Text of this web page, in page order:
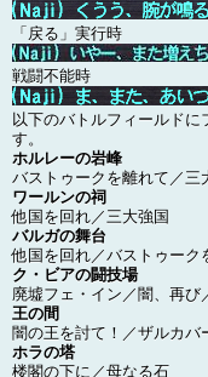
「戻る」実行時
戦闘不能時
以下のバトルフィールドに
す。
ホルレーの岩峰
バストゥークを離れて／三
ワールンの祠
他国を回れ／三大強国
バルガの舞台
他国を回れ／バストゥーク
ク・ビアの闘技場
廃墟フェ・イン／闇、再び
王の間
闇の王を討て！／ザルカバ
ホラの塔
楼閣の下に／母なる石